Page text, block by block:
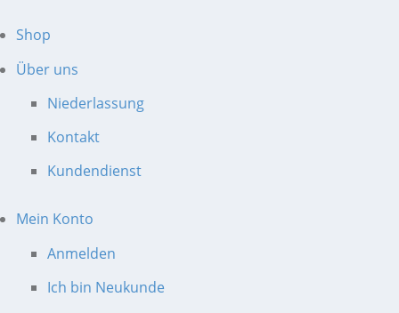
Shop
Über uns
Niederlassung
Kontakt
Kundendienst
Mein Konto
Anmelden
Ich bin Neukunde